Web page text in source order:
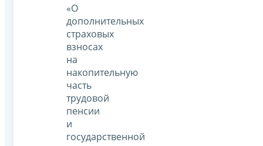
«О
дополнительных
страховых
взносах
на
накопительную
часть
трудовой
пенсии
и
государственной